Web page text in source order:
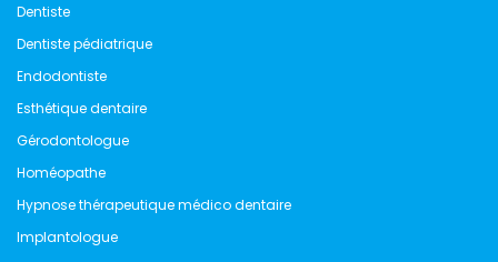
Dentiste
Dentiste pédiatrique
Endodontiste
Esthétique dentaire
Gérodontologue
Homéopathe
Hypnose thérapeutique médico dentaire
Implantologue